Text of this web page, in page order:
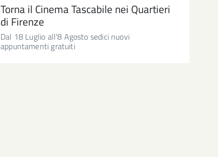
Torna il Cinema Tascabile nei Quartieri
di Firenze
Dal 18 Luglio all'8 Agosto sedici nuovi
appuntamenti gratuiti